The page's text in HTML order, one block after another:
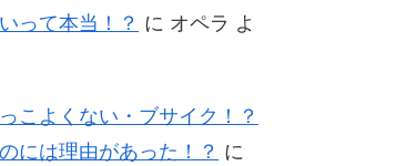
って本当！？ に オペラ よ
こよくない・ブサイク！？
には理由があった！？ に